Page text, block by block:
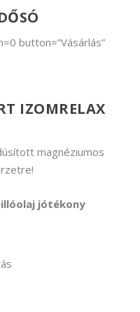
button=”Vásárlás”
IZOMRELAX
magnéziumos
jótékony